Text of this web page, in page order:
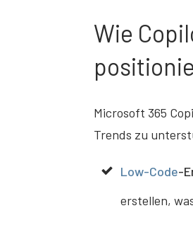
Wie
Microsoft 365
Trends zu
Low-Code-
erstellen,